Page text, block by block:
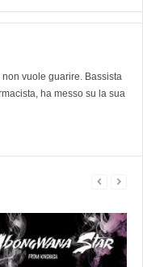
vuole guarire. Bassista
ha messo su la sua